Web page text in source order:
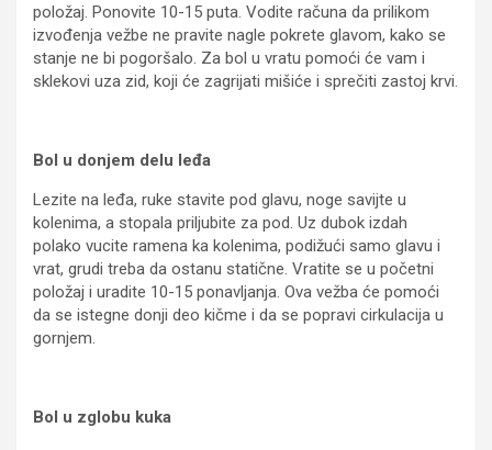
položaj. Ponovite 10-15 puta. Vodite računa da prilikom
izvođenja vežbe ne pravite nagle pokrete glavom, kako se
stanje ne bi pogoršalo. Za bol u vratu pomoći će vam i
sklekovi uza zid, koji će zagrijati mišiće i sprečiti zastoj krvi.
Bol u donjem delu leđa
Lezite na leđa, ruke stavite pod glavu, noge savijte u
kolenima, a stopala priljubite za pod. Uz dubok izdah
polako vucite ramena ka kolenima, podižući samo glavu i
vrat, grudi treba da ostanu statične. Vratite se u početni
položaj i uradite 10-15 ponavljanja. Ova vežba će pomoći
da se istegne donji deo kičme i da se popravi cirkulacija u
gornjem.
Bol u zglobu kuka